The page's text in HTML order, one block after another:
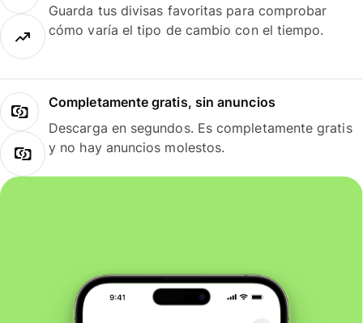
Guarda tus divisas favoritas para comprobar
cómo varía el tipo de cambio con el tiempo.
Completamente gratis, sin anuncios
Descarga en segundos. Es completamente gratis
y no hay anuncios molestos.